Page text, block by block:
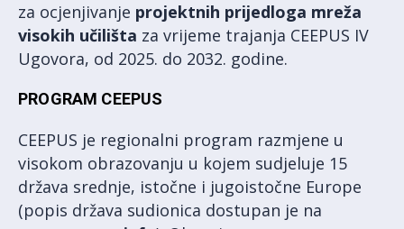
za ocjenjivanje projektnih prijedloga mreža
visokih učilišta za vrijeme trajanja CEEPUS IV
Ugovora, od 2025. do 2032. godine.
PROGRAM CEEPUS
CEEPUS je regionalni program razmjene u
visokom obrazovanju u kojem sudjeluje 15
država srednje, istočne i jugoistočne Europe
(popis država sudionica dostupan je na